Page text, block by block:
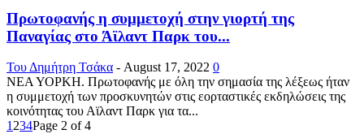
Πρωτοφανής η συμμετοχή στην γιορτή της
Παναγίας στο Άϊλαντ Παρκ του...
Του Δημήτρη Τσάκα - August 17, 2022 0
ΝΕΑ ΥΟΡΚΗ. Πρωτοφανής με όλη την σημασία της λέξεως ήταν
η συμμετοχή των προσκυνητών στις εορταστικές εκδηλώσεις της
κοινότητας του Αϊλαντ Παρκ για τα...
1 234Page 2 of 4